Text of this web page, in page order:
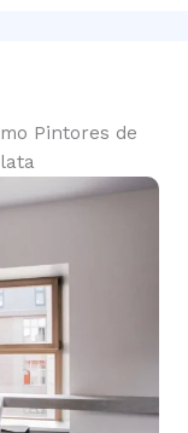
Pintores de